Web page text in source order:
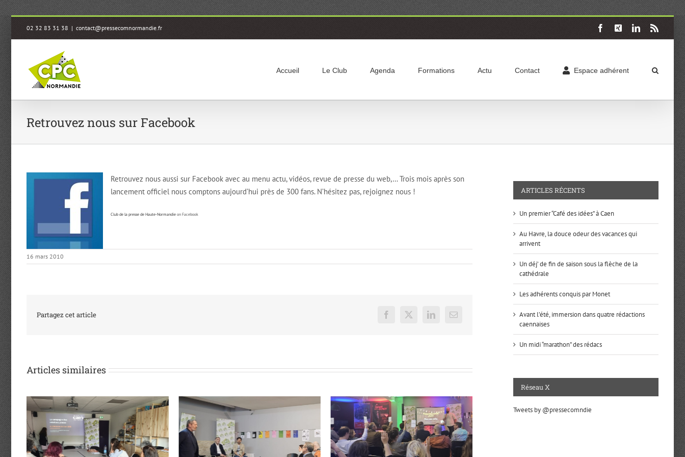
Passer
contenu
02 32 83 31 38 | contact@pressecomnormandie.fr Facebook
X LinkedIn
Accueil Le Club Agenda Formations Actu Contact Espace adhérent
Retrouvez nous sur Facebook
Retrouvez nous aussi sur Facebook avec au menu actu, vidéos, revue de presse du web,… Trois mois après son
lancement officiel nous comptons aujourd’hui près de 300 fans. N’hésitez pas, rejoignez nous !
Club de la presse de Haute-Normandie on Facebook
16 mars 2010
Partagez cet article Facebook
X LinkedInEmail
Articles similaires
ARTICLES RÉCENTS
Un premier “Café des idées” à Caen
Au Havre, la douce odeur des vacances qui
arrivent
Un déj’ de fin de saison sous la flèche de la
cathédrale
Les adhérents conquis par Monet
Avant l’été, immersion dans quatre rédactions
caennaises
Un midi “marathon” des rédacs
Réseau X
Tweets by @pressecomndie